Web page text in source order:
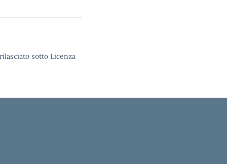
sotto Licenza